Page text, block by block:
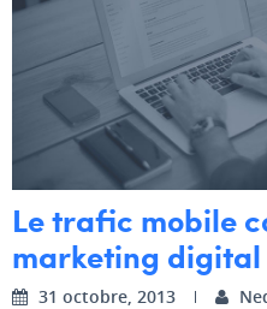
Manon Houppertz
Margaux Marien
Margaux Snakkers
Mathias Segers
Matthias Langenaeker
Ninon Chevalier
Le trafic mobile
marketing digital
31 octobre, 2013